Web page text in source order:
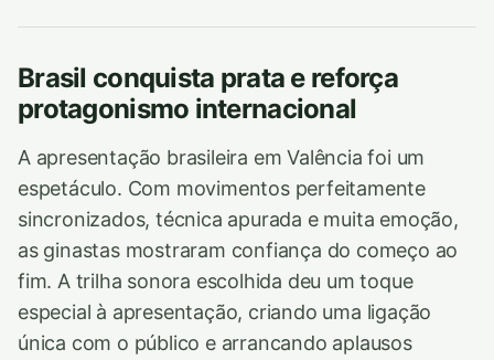
Brasil conquista prata e reforça
protagonismo internacional
A apresentação brasileira em Valência foi um
espetáculo. Com movimentos perfeitamente
sincronizados, técnica apurada e muita emoção,
as ginastas mostraram confiança do começo ao
fim. A trilha sonora escolhida deu um toque
especial à apresentação, criando uma ligação
única com o público e arrancando aplausos